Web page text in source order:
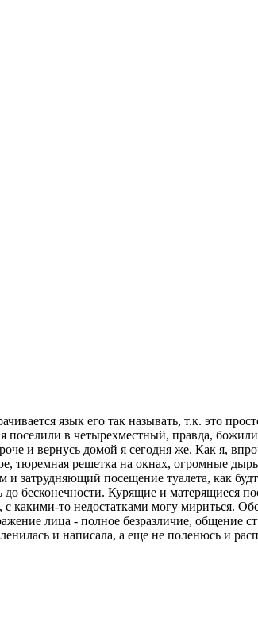
язык его так называть, т.к. это
поселили в четырехместный, правда,
и вернусь домой я сегодня же. Как я,
тюремная решетка на окнах, огромные
затрудняющий посещение туалета, как
бесконечности. Курящие и матерящиеся
какими-то недостатками могу мириться.
лица - полное безразличие, общение
и написала, а еще не поленюсь и